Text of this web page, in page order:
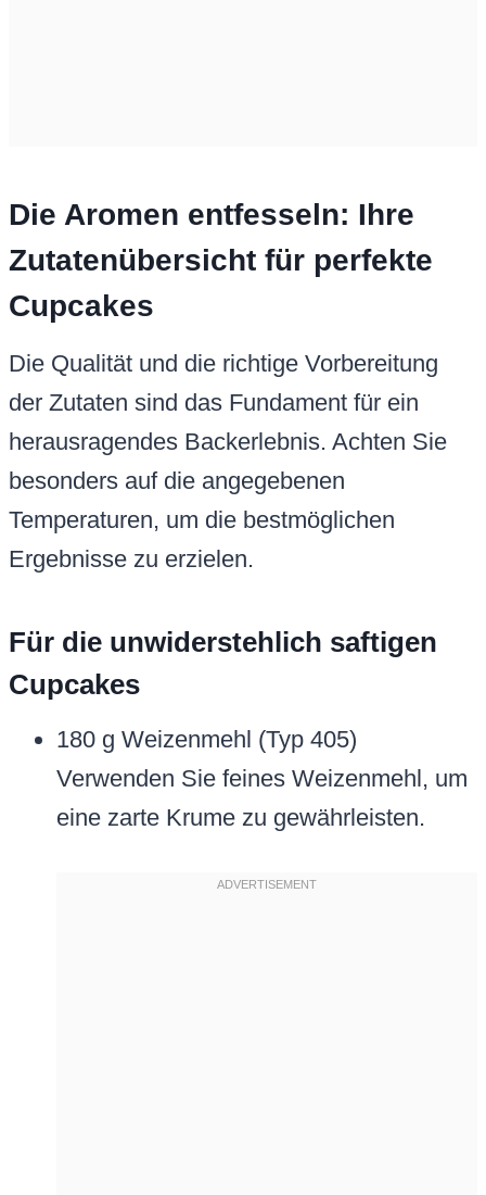
Die Aromen entfesseln: Ihre
Zutatenübersicht für perfekte
Cupcakes
Die Qualität und die richtige Vorbereitung
der Zutaten sind das Fundament für ein
herausragendes Backerlebnis. Achten Sie
besonders auf die angegebenen
Temperaturen, um die bestmöglichen
Ergebnisse zu erzielen.
Für die unwiderstehlich saftigen
Cupcakes
180 g Weizenmehl (Typ 405)
Verwenden Sie feines Weizenmehl, um
eine zarte Krume zu gewährleisten.